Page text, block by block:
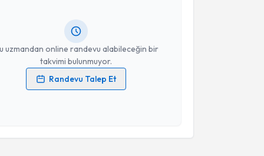
uzmandan online randevu alabileceğin bir
takvimi bulunmuyor.
Randevu Talep Et
verilerimin işlenmesine ilişkinAydınlatma Metni